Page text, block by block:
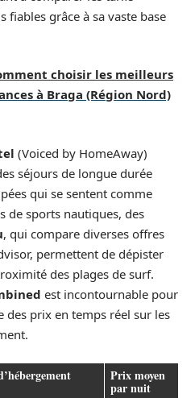
fiables grâce à sa vaste base
choisir les meilleurs
à Braga (Région Nord)
(Voiced by HomeAway)
séjours de longue durée
qui se sentent comme
de sports nautiques, des
, qui compare diverses offres
permettent de dépister
des plages de surf.
est incontournable pour
des prix en temps réel sur les
Prix moyen
par nuit